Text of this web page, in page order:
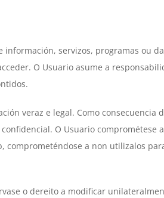
servizos, programas ou
acceder. O Usuario asume a
veraz e legal. Como
O Usuario comprométese
comprometéndose a non
o dereito a modificar